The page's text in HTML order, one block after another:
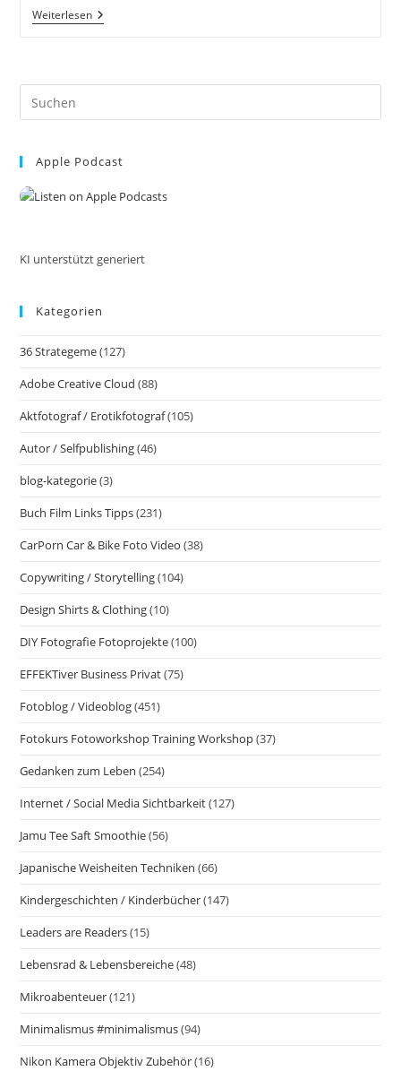
WeiterlesenKrkavče
Dorf
Koper
Apple Podcast
KI unterstützt generiert
Kategorien
36 Strategeme(127)
Adobe Creative Cloud (88)
Aktfotograf / Erotikfotograf(105)
Autor / Selfpublishing(46)
blog-kategorie(3)
Buch Film Links Tipps(231)
CarPorn Car & Bike Foto Video (38)
Copywriting / Storytelling(104)
Design Shirts & Clothing(10)
DIY Fotografie Fotoprojekte(100)
EFFEKTiver Business Privat(75)
Fotoblog / Videoblog(451)
Fotokurs Fotoworkshop Training Workshop(37)
Gedanken zum Leben (254)
Internet / Social Media Sichtbarkeit(127)
Jamu Tee Saft Smoothie(56)
Japanische Weisheiten Techniken (66)
Kindergeschichten / Kinderbücher(147)
Leaders are Readers(15)
Lebensrad & Lebensbereiche(48)
Mikroabenteuer(121)
Minimalismus #minimalismus(94)
Nikon Kamera Objektiv Zubehör(16)